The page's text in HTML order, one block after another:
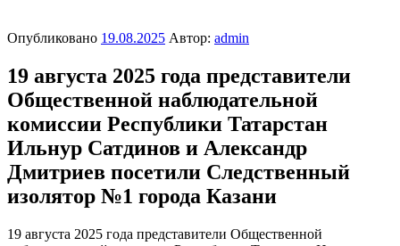
Опубликовано 19.08.2025 Автор: admin
19 августа 2025 года представители
Общественной наблюдательной
комиссии Республики Татарстан
Ильнур Сатдинов и Александр
Дмитриев посетили Следственный
изолятор №1 города Казани
19 августа 2025 года представители Общественной